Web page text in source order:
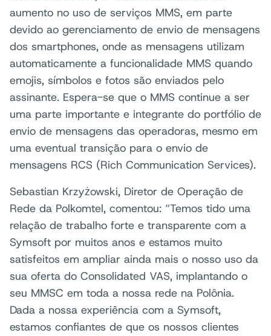
aumento no uso de serviços MMS, em parte
devido ao gerenciamento de envio de mensagens
dos smartphones, onde as mensagens utilizam
automaticamente a funcionalidade MMS quando
emojis, símbolos e fotos são enviados pelo
assinante. Espera-se que o MMS continue a ser
uma parte importante e integrante do portfólio de
envio de mensagens das operadoras, mesmo em
uma eventual transição para o envio de
mensagens RCS (Rich Communication Services).
Sebastian Krzyżowski, Diretor de Operação de
Rede da Polkomtel, comentou: “Temos tido uma
relação de trabalho forte e transparente com a
Symsoft por muitos anos e estamos muito
satisfeitos em ampliar ainda mais o nosso uso da
sua oferta do Consolidated VAS, implantando o
seu MMSC em toda a nossa rede na Polônia.
Dada a nossa experiência com a Symsoft,
estamos confiantes de que os nossos clientes